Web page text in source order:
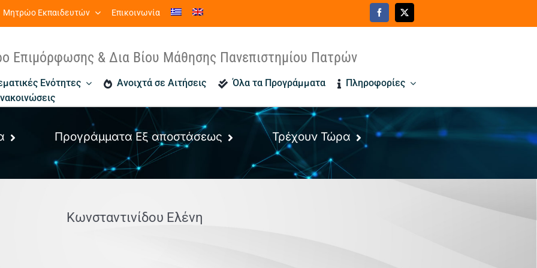
Μητρώο Εκπαιδευτών Επικοινωνία
Επιμόρφωσης & Δια Βίου Μάθησης Πανεπιστημίου Πατρών
Ενότητες Ανοιχτά σε Αιτήσεις Όλα τα Προγράμματα
Πληροφορίες
Προγράμματα Εξ αποστάσεως Τρέχουν Τώρα
Κωνσταντινίδου Ελένη